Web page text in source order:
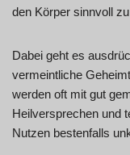
den Körper sinnvoll
Dabei geht es
vermeintliche
werden oft mit gut
Heilversprechen und
Nutzen bestenfalls